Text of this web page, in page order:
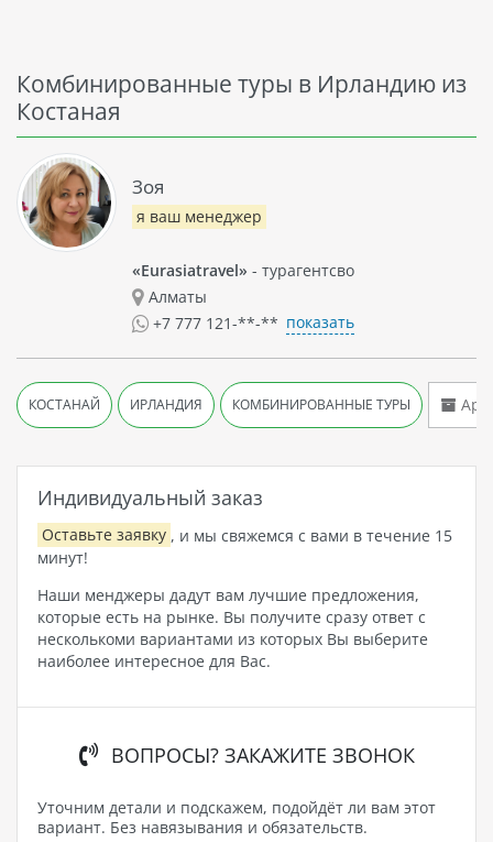
Комбинированные туры в Ирландию из
Костаная
Индивидуальный заказ
Оставьте заявку , и мы свяжемся с вами в течение 15
минут!
Наши менджеры дадут вам лучшие предложения,
которые есть на рынке. Вы получите сразу ответ с
несколькоми вариантами из которых Вы выберите
наиболее интересное для Вас.
ВОПРОСЫ? ЗАКАЖИТЕ ЗВОНОК
Уточним детали и подскажем, подойдёт ли вам этот
вариант. Без навязывания и обязательств.
Зоя
я ваш менеджер
«Eurasiatravel» - турагентсво
Алматы
+7 777 121-**-** показать
КОСТАНАЙ ИРЛАНДИЯ КОМБИНИРОВАННЫЕ ТУРЫ